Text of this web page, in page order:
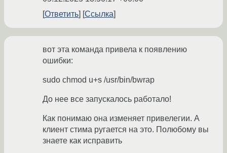
Ответить
Ссылка
вот эта команда привела к появлению
ошибки:
sudo chmod u+s /usr/bin/bwrap
До нее все запускалось работало!
Как понимаю она изменяет привелегии. А
клиент стима ругается на это. Полюбому вы
знаете как исправить